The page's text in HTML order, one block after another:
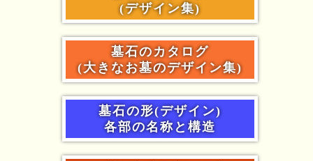
(デザイン集)
墓石のカタログ
(大きなお墓のデザイン集)
墓石の形(デザイン)
各部の名称と構造